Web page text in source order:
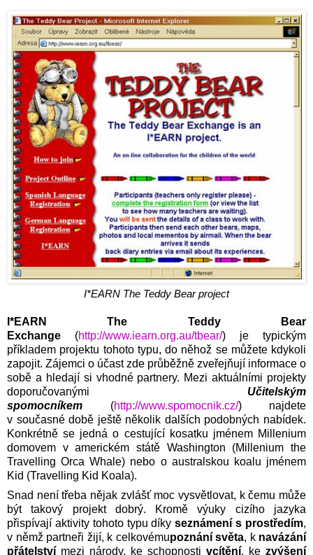
I*EARN The Teddy Bear project
I*EARN The Teddy Bear
Exchange (http://www.iearn.org.au/tbear/) je typickým
příkladem projektu tohoto typu, do něhož se můžete kdykoli
zapojit. Zájemci o účast zde průběžně zveřejňují informace o
sobě a hledají si vhodné partnery. Mezi aktuálními projekty
doporučovanými Učitelským
spomocníkem (http://www.spomocnik.cz/) najdete
v současné době ještě několik dalších podobných nabídek.
Konkrétně se jedná o cestující kosatku jménem Millenium
domovem v americkém státě Washington (Millenium the
Travelling Orca Whale) nebo o australskou koalu jménem
Kid (Travelling Kid Koala).
Snad není třeba nějak zvlášť moc vysvětlovat, k čemu může
být takový projekt dobrý. Kromě výuky cizího jazyka
přispívají aktivity tohoto typu díkyseznámení s prostředím,
v němž partneři žijí, k celkovémupoznání světa, k navázání
přátelství mezi národy, ke schopnosti vcítění, ke zvýšení